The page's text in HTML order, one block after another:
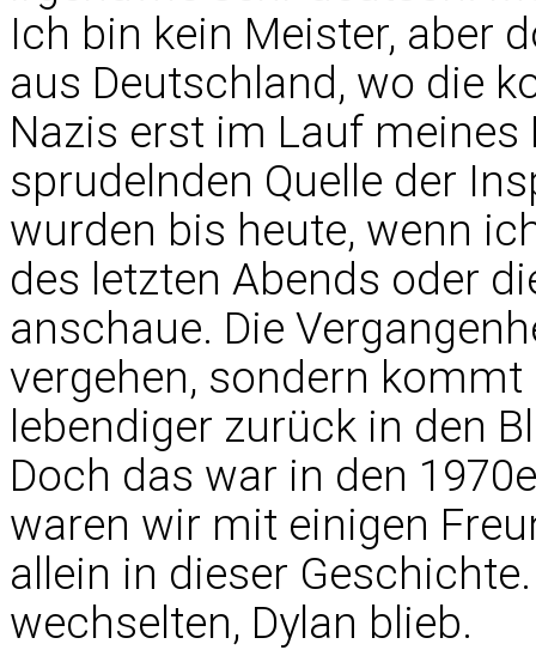
Ich bin kein Meister, aber
aus Deutschland, wo die
Nazis erst im Lauf
sprudelnden Quelle der
wurden bis heute, wenn
des letzten Abends oder
anschaue. Die
vergehen, sondern
lebendiger zurück in den
Doch das war in den
waren wir mit einigen
allein in dieser
wechselten, Dylan blieb.